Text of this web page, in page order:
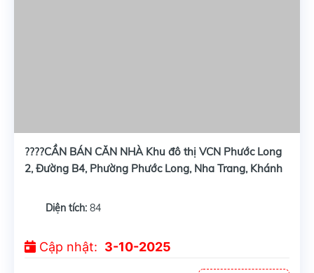
????CẦN BÁN CĂN NHÀ Khu đô thị VCN Phước Long
2, Đường B4, Phường Phước Long, Nha Trang, Khánh
kiếm không gian sống tiện nghi và hiện đại.
Diện tích: 84
Cập nhật: 3-10-2025